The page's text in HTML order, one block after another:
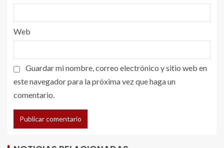
Web
Guardar mi nombre, correo electrónico y sitio web en
este navegador para la próxima vez que haga un
comentario.